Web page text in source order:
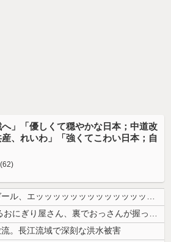
へ」「優しくて穏やかな日本；中道改
、れいわ」「強くてこわい日本；自
【画像】北朝鮮のビアガール、エッッッッッッッッッッッッッッッッッ！
【画像】 例の美人すぎるおにぎり屋さん、裏でおっさんが握っていたｗｗｗ...
。長江流域で深刻な洪水被害